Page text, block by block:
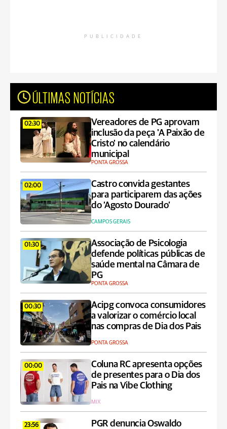
PUBLICIDADE
ÚLTIMAS NOTÍCIAS
02:30
Vereadores de PG aprovam
inclusão da peça 'A Paixão de
Cristo' no calendário
municipal
PONTA GROSSA
02:00
Castro convida gestantes
para participarem das ações
do ‘Agosto Dourado’
CAMPOS GERAIS
01:30
Associação de Psicologia
defende políticas públicas de
saúde mental na Câmara de
PG
PONTA GROSSA
00:30
Acipg convoca consumidores
a valorizar o comércio local
nas compras de Dia dos Pais
PONTA GROSSA
00:00
Coluna RC apresenta opções
de presentes para o Dia dos
Pais na Vibe Clothing
MIX
23:56
PGR denuncia Oswaldo